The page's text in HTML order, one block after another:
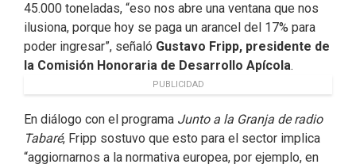
45.000 toneladas, “eso nos abre una ventana que nos
ilusiona, porque hoy se paga un arancel del 17% para
poder ingresar”, señaló Gustavo Fripp, presidente de
la Comisión Honoraria de Desarrollo Apícola.
PUBLICIDAD
En diálogo con el programa Junto a la Granja de radio
Tabaré, Fripp sostuvo que esto para el sector implica
“aggiornarnos a la normativa europea, por ejemplo, en